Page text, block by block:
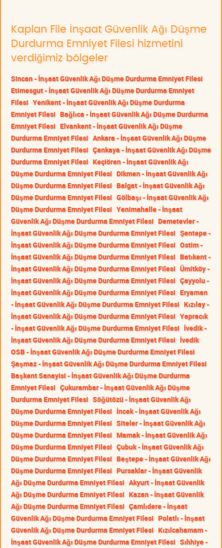
Kaplan File İnşaat Güvenlik Ağı Düşme
Durdurma Emniyet Filesi hizmetini
verdiğimiz bölgeler
Sincan - İnşaat Güvenlik Ağı Düşme Durdurma Emniyet Filesi
Etimesgut - İnşaat Güvenlik Ağı Düşme Durdurma Emniyet
Filesi Yenikent - İnşaat Güvenlik Ağı Düşme Durdurma
Emniyet Filesi Bağlıca - İnşaat Güvenlik Ağı Düşme Durdurma
Emniyet Filesi Elvankent - İnşaat Güvenlik Ağı Düşme
Durdurma Emniyet Filesi Ankara - İnşaat Güvenlik Ağı Düşme
Durdurma Emniyet Filesi Çankaya - İnşaat Güvenlik Ağı Düşme
Durdurma Emniyet Filesi Keçiören - İnşaat Güvenlik Ağı
Düşme Durdurma Emniyet Filesi Dikmen - İnşaat Güvenlik Ağı
Düşme Durdurma Emniyet Filesi Balgat - İnşaat Güvenlik Ağı
Düşme Durdurma Emniyet Filesi Gölbaşı - İnşaat Güvenlik Ağı
Düşme Durdurma Emniyet Filesi Yenimahalle - İnşaat
Güvenlik Ağı Düşme Durdurma Emniyet Filesi Demetevler -
İnşaat Güvenlik Ağı Düşme Durdurma Emniyet Filesi Şentepe -
İnşaat Güvenlik Ağı Düşme Durdurma Emniyet Filesi Ostim -
İnşaat Güvenlik Ağı Düşme Durdurma Emniyet Filesi Batıkent -
İnşaat Güvenlik Ağı Düşme Durdurma Emniyet Filesi Ümitköy -
İnşaat Güvenlik Ağı Düşme Durdurma Emniyet Filesi Çayyolu -
İnşaat Güvenlik Ağı Düşme Durdurma Emniyet Filesi Eryaman
- İnşaat Güvenlik Ağı Düşme Durdurma Emniyet Filesi Kızılay -
İnşaat Güvenlik Ağı Düşme Durdurma Emniyet Filesi Yapracık
- İnşaat Güvenlik Ağı Düşme Durdurma Emniyet Filesi İvedik -
İnşaat Güvenlik Ağı Düşme Durdurma Emniyet Filesi İvedik
OSB - İnşaat Güvenlik Ağı Düşme Durdurma Emniyet Filesi
Şaşmaz - İnşaat Güvenlik Ağı Düşme Durdurma Emniyet Filesi
Başkent Sanayisi - İnşaat Güvenlik Ağı Düşme Durdurma
Emniyet Filesi Çukurambar - İnşaat Güvenlik Ağı Düşme
Durdurma Emniyet Filesi Söğütözü - İnşaat Güvenlik Ağı
Düşme Durdurma Emniyet Filesi İncek - İnşaat Güvenlik Ağı
Düşme Durdurma Emniyet Filesi Siteler - İnşaat Güvenlik Ağı
Düşme Durdurma Emniyet Filesi Mamak - İnşaat Güvenlik Ağı
Düşme Durdurma Emniyet Filesi Çubuk - İnşaat Güvenlik Ağı
Düşme Durdurma Emniyet Filesi Beştepe - İnşaat Güvenlik Ağı
Düşme Durdurma Emniyet Filesi Pursaklar - İnşaat Güvenlik
Ağı Düşme Durdurma Emniyet Filesi Akyurt - İnşaat Güvenlik
Ağı Düşme Durdurma Emniyet Filesi Kazan - İnşaat Güvenlik
Ağı Düşme Durdurma Emniyet Filesi Çamlıdere - İnşaat
Güvenlik Ağı Düşme Durdurma Emniyet Filesi Polatlı - İnşaat
Güvenlik Ağı Düşme Durdurma Emniyet Filesi Kızılcahamam -
İnşaat Güvenlik Ağı Düşme Durdurma Emniyet Filesi Sıhhiye -